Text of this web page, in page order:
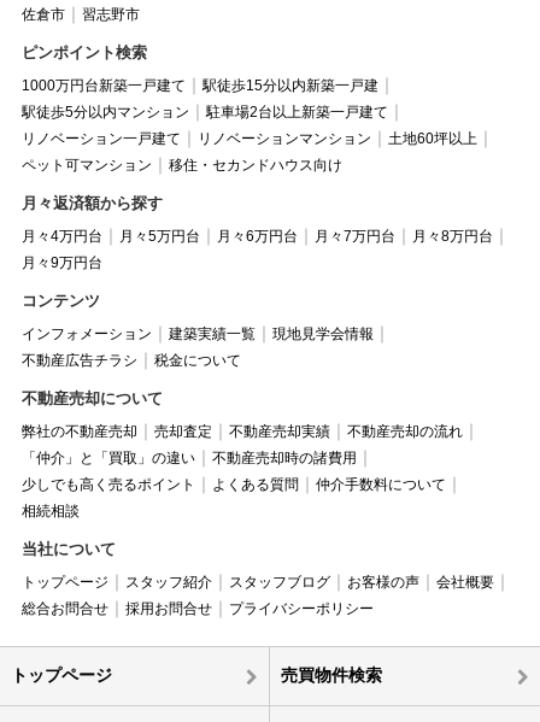
佐倉市
習志野市
ピンポイント検索
1000万円台新築一戸建て
駅徒歩15分以内新築一戸建
駅徒歩5分以内マンション
駐車場2台以上新築一戸建て
リノベーション一戸建て
リノベーションマンション
土地60坪以上
ペット可マンション
移住・セカンドハウス向け
月々返済額から探す
月々4万円台 月々5万円台 月々6万円台 月々7万円台
月々8万円台
月々9万円台
コンテンツ
インフォメーション 建築実績一覧
現地見学会情報
不動産広告チラシ
税金について
不動産売却について
弊社の不動産売却 売却査定 不動産売却実績
不動産売却の流れ
「仲介」と「買取」の違い
不動産売却時の諸費用
少しでも高く売るポイント
よくある質問
仲介手数料について
相続相談
当社について
トップページ スタッフ紹介 スタッフブログ お客様の声
会社概要
総合お問合せ
採用お問合せ プライバシーポリシー
トップページ 売買物件検索